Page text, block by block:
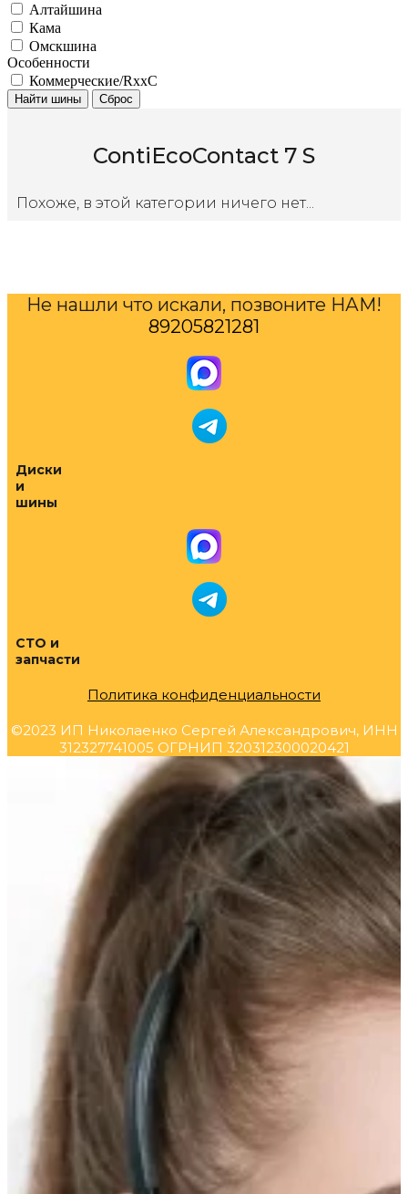
Алтайшина
Кама
Омскшина
Особенности
Коммерческие/RxxC
Найти шины Сброс
ContiEcoContact 7 S
Похоже, в этой категории ничего нет...
Не нашли что искали, позвоните НАМ!
89205821281
Диски
и
шины
СТО и
запчасти
Политика конфиденциальности
©2023 ИП Николаенко Сергей Александрович, ИНН
312327741005 ОГРНИП 320312300020421